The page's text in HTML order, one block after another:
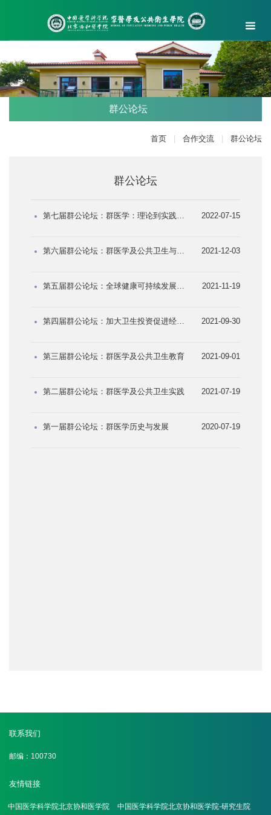
群公论坛
首页 合作交流 群公论坛
群公论坛
2022-07-15
2021-12-03
2021-11-19
2021-09-30
2021-09-01
第三届群公论坛：群医学及公共卫生教育
2021-07-19
第二届群公论坛：群医学及公共卫生实践
2020-07-19
第一届群公论坛：群医学历史与发展
联系我们
邮编：100730
友情链接
中国医学科学院北京协和医学院 中国医学科学院北京协和医学院-研究生院